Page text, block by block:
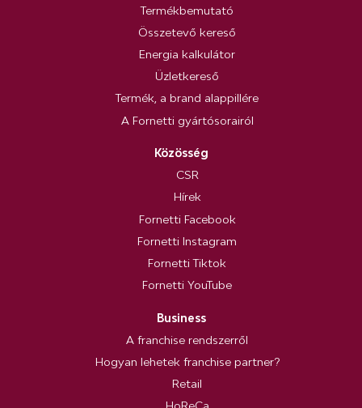
Termékbemutató
Összetevő kereső
Energia kalkulátor
Üzletkereső
Termék, a brand alappillére
A Fornetti gyártósorairól
Közösség
CSR
Hírek
Fornetti Facebook
Fornetti Instagram
Fornetti Tiktok
Fornetti YouTube
Business
A franchise rendszerről
Hogyan lehetek franchise partner?
Retail